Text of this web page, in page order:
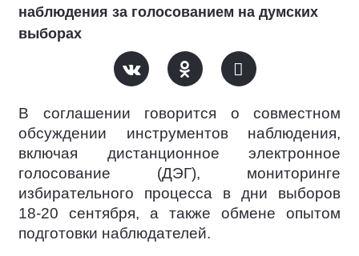
наблюдения за голосованием на думских
выборах
В соглашении говорится о совместном
обсуждении инструментов наблюдения,
включая дистанционное электронное
голосование (ДЭГ), мониторинге
избирательного процесса в дни выборов
18-20 сентября, а также обмене опытом
подготовки наблюдателей.